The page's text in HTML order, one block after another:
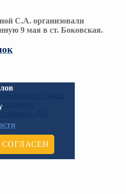
С.А. организовали
9 мая в ст. Боковская.